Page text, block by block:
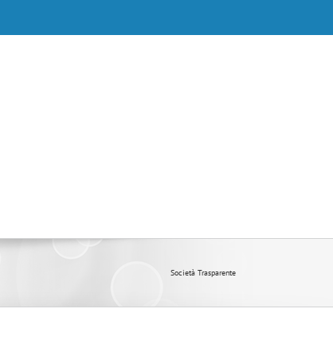
Società Trasparente